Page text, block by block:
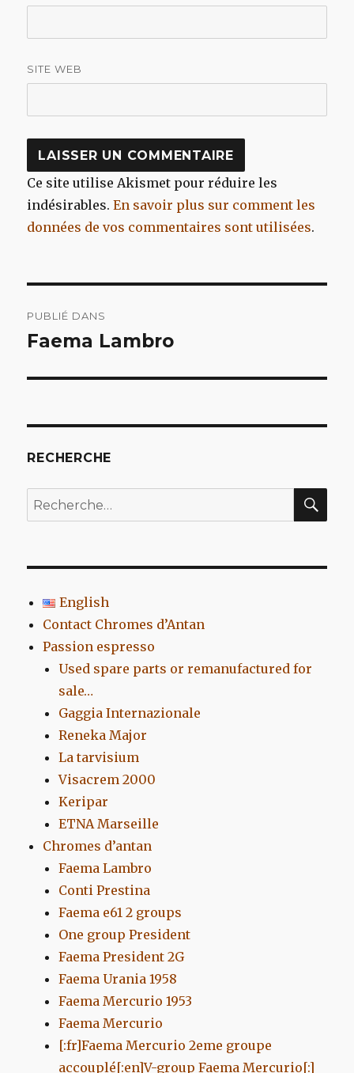
SITE WEB
Ce site utilise Akismet pour réduire les
indésirables.En savoir plus sur comment les
données de vos commentaires sont utilisées.
de
PUBLIÉ DANS
Faema Lambro
RECHERCHE
Recherche
pour
English
Contact Chromes d’Antan
Passion espresso
Used spare parts or remanufactured for
sale…
Gaggia Internazionale
Reneka Major
La tarvisium
Visacrem 2000
Keripar
ETNA Marseille
Chromes d’antan
Faema Lambro
Conti Prestina
Faema e61 2 groups
One group President
Faema President 2G
Faema Urania 1958
Faema Mercurio 1953
Faema Mercurio
[:fr]Faema Mercurio 2eme groupe
accouplé[:en]V-group Faema Mercurio[:]